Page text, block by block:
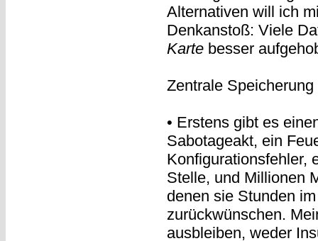
Alternativen will ich
Denkanstoß: Viele
Kartebesser
Zentrale
• Erstens gibt es
Sabotageakt, ein
Konfigurationsfehler,
Stelle, und Millionen
denen sie Stunden
zurückwünschen.
ausbleiben, weder